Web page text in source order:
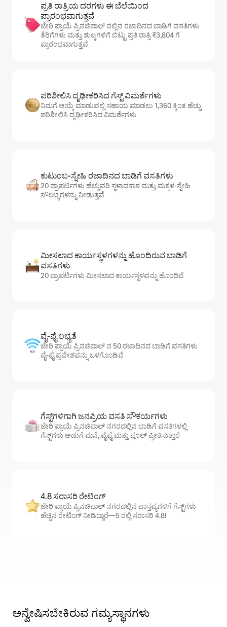
ಪ್ರತಿ ರಾತ್ರಿಯ ದರಗಳು ಈ ಬೆಲೆಯಿಂದ
ಪ್ರಾರಂಭವಾಗುತ್ತವೆ
ಜೇರಿ ಪ್ರಾಯೆ ಪ್ರಿನಚಿಪಾಲ್ ನಲ್ಲಿನ ರಜಾದಿನದ ಬಾಡಿಗೆ ವಸತಿಗಳು
ತೆರಿಗೆಗಳು ಮತ್ತು ಶುಲ್ಕಗಳಿಗೆ ಬಿಟ್ಟು ಪ್ರತಿ ರಾತ್ರಿ ₹3,804 ಗೆ
ಪ್ರಾರಂಭವಾಗುತ್ತವೆ
ಪರಿಶೀಲಿಸಿ ದೃಢೀಕರಿಸಿದ ಗೆಸ್ಟ್ ವಿಮರ್ಶೆಗಳು
ನಿಮಗೆ ಆಯ್ಕೆ ಮಾಡುವಲ್ಲಿ ಸಹಾಯ ಮಾಡಲು 1,360 ಕ್ಕಿಂತ ಹೆಚ್ಚು
ಪರಿಶೀಲಿಸಿ ದೃಢೀಕರಿಸಿದ ವಿಮರ್ಶೆಗಳು
ಕುಟುಂಬ-ಸ್ನೇಹಿ ರಜಾದಿನದ ಬಾಡಿಗೆ ವಸತಿಗಳು
20 ಪ್ರಾಪರ್ಟಿಗಳು ಹೆಚ್ಚುವರಿ ಸ್ಥಳಾವಕಾಶ ಮತ್ತು ಮಕ್ಕಳ-ಸ್ನೇಹಿ
ಸೌಲಭ್ಯಗಳನ್ನು ನೀಡುತ್ತವೆ
ಮೀಸಲಾದ ಕಾರ್ಯಸ್ಥಳಗಳನ್ನು ಹೊಂದಿರುವ ಬಾಡಿಗೆ
ವಸತಿಗಳು
20 ಪ್ರಾಪರ್ಟಿಗಳು ಮೀಸಲಾದ ಕಾರ್ಯಸ್ಥಳವನ್ನು ಹೊಂದಿವೆ
ವೈ-ಫೈ ಲಭ್ಯತೆ
ಜೇರಿ ಪ್ರಾಯೆ ಪ್ರಿನಚಿಪಾಲ್ ನ 50 ರಜಾದಿನದ ಬಾಡಿಗೆ ವಸತಿಗಳು
ವೈ-ಫೈ ಪ್ರವೇಶವನ್ನು ಒಳಗೊಂಡಿವೆ
ಗೆಸ್ಟ್‌ಗಳಿಗಾಗಿ ಜನಪ್ರಿಯ ವಸತಿ ಸೌಕರ್ಯಗಳು
ಜೇರಿ ಪ್ರಾಯೆ ಪ್ರಿನಚಿಪಾಲ್ ನಗರದಲ್ಲಿನ ಬಾಡಿಗೆ ವಸತಿಗಳಲ್ಲಿ
ಗೆಸ್ಟ್‌ಗಳು ಅಡುಗೆ ಮನೆ, ವೈಫೈ ಮತ್ತು ಪೂಲ್ ಪ್ರೀತಿಸುತ್ತಾರೆ
4.8 ಸರಾಸರಿ ರೇಟಿಂಗ್
ಜೇರಿ ಪ್ರಾಯೆ ಪ್ರಿನಚಿಪಾಲ್ ನಗರದಲ್ಲಿನ ವಾಸ್ತವ್ಯಗಳಿಗೆ ಗೆಸ್ಟ್‌ಗಳು
ಹೆಚ್ಚಿನ ರೇಟಿಂಗ್ ನೀಡಿದ್ದಾರೆ—5 ರಲ್ಲಿ ಸರಾಸರಿ 4.8!
ಅನ್ವೇಷಿಸಬೇಕಿರುವ ಗಮ್ಯಸ್ಥಾನಗಳು